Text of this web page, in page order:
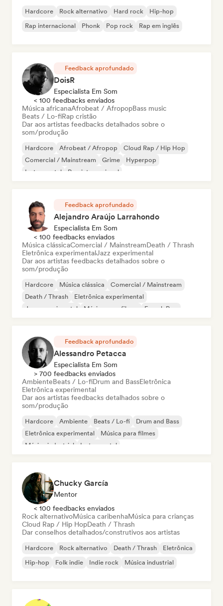
Hardcore Rock alternativo Hard rock
Hip-hop
Rap internacional
Phonk Pop rock Rap em inglês
Feedback aprofundado
DoisR
Especialista Em Som
< 100 feedbacks enviados
Música africanaAfrobeat / AfropopBass music
Beats / Lo-fiRap cristão
Dar aos artistas feedbacks detalhados sobre o
som/produção
Hardcore Afrobeat / Afropop
Cloud Rap / Hip Hop
Comercial / Mainstream
Grime
Hyperpop
Instrumental
Pop internacional
Feedback aprofundado
Alejandro Araújo Larrahondo
Especialista Em Som
< 100 feedbacks enviados
Música clássicaComercial / MainstreamDeath / Thrash
Eletrônica experimentalJazz experimental
Dar aos artistas feedbacks detalhados sobre o
som/produção
Hardcore Música clássica
Comercial / Mainstream
Death / Thrash
Eletrônica experimental
Jazz experimental
Música para filmes French Pop
Feedback aprofundado
Alessandro Petacca
Especialista Em Som
> 700 feedbacks enviados
AmbienteBeats / Lo-fiDrum and BassEletrônica
Eletrônica experimental
Dar aos artistas feedbacks detalhados sobre o
som/produção
Hardcore Ambiente Beats / Lo-fi
Drum and Bass
Eletrônica experimental
Música para filmes
Música industrial
Instrumental
Chucky García
Mentor
< 100 feedbacks enviados
Rock alternativoMúsica caribenhaMúsica para crianças
Cloud Rap / Hip HopDeath / Thrash
Dar conselhos detalhados/construtivos aos artistas
Hardcore Rock alternativo Death / Thrash
Eletrônica
Hip-hop
Folk indie Indie rock Música industrial